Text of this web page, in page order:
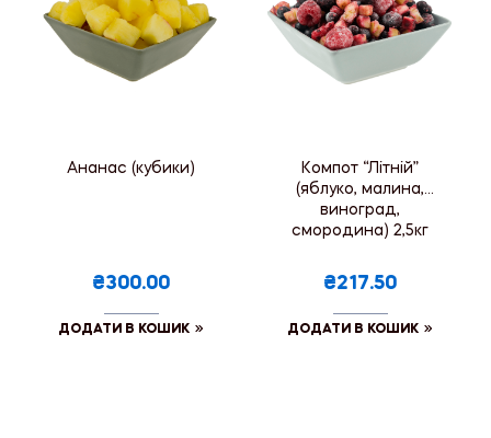
Ананас (кубики)
₴300.00
ДОДАТИ В КОШИК
Компот “Літній”
(яблуко, малина,
виноград,
смородина) 2,5кг
₴217.50
ДОДАТИ В КОШИК